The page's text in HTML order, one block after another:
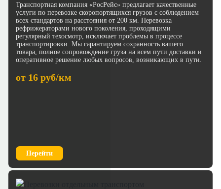
Транспортная компания «РосРейс» предлагает качественные
услуги по перевозке скоропортящихся грузов с соблюдением
всех стандартов на расстояния от 200 км. Перевозка
рефрижераторами нового поколения, проходящими
регулярный техосмотр, исключает проблемы в процессе
транспортировки. Мы гарантируем сохранность вашего
товара, полное сопровождение груза на всем пути доставки и
оперативное решение любых вопросов, возникающих в пути.
от 16 руб/км
Перейти